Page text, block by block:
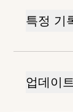
특정 기
업데이